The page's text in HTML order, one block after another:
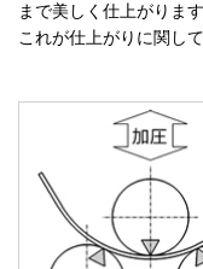
個人情報の取扱につ
まで美しく仕上がります
これが仕上がりに関し